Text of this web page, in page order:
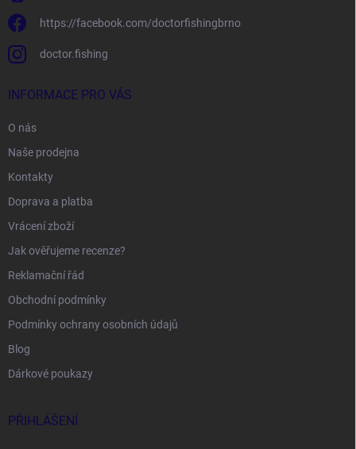
https://facebook.com/doctorfishingbrno
doctor.fishing
INFORMACE PRO VÁS
O nás
Naše prodejna
Kontakty
Doprava a platba
Vrácení zboží
Jak ověřujeme recenze?
Reklamační řád
Obchodní podmínky
Podmínky ochrany osobních údajů
Blog
Dárkové poukazy
PŘIHLÁŠENÍ